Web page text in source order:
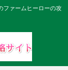
ファームヒーローの攻